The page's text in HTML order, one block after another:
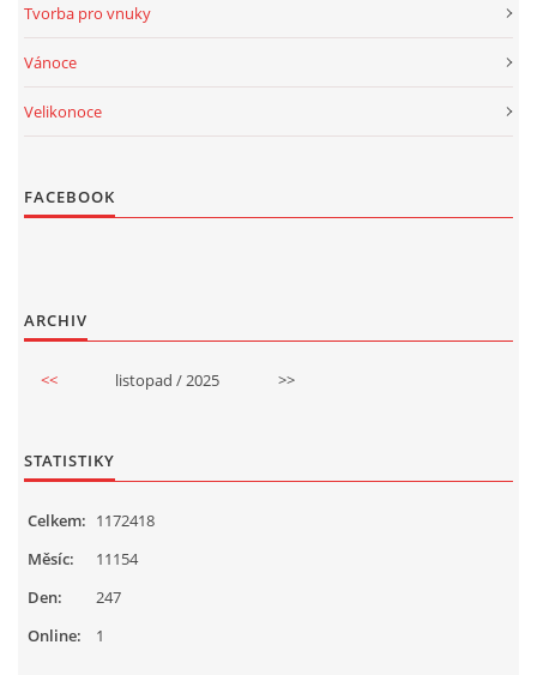
Tvorba pro vnuky
Vánoce
Velikonoce
FACEBOOK
ARCHIV
<< listopad / 2025 >>
STATISTIKY
Online: 1
Celkem: 1172418
Měsíc:
11154
Den:
247